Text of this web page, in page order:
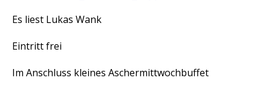
Es liest Lukas Wank
Eintritt frei
Im Anschluss kleines Aschermittwochbuffet